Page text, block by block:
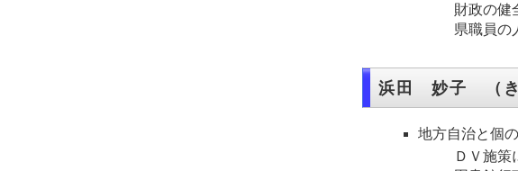
財政の
県職員
浜田 妙子 （き
地方自治と
ＤＶ施策